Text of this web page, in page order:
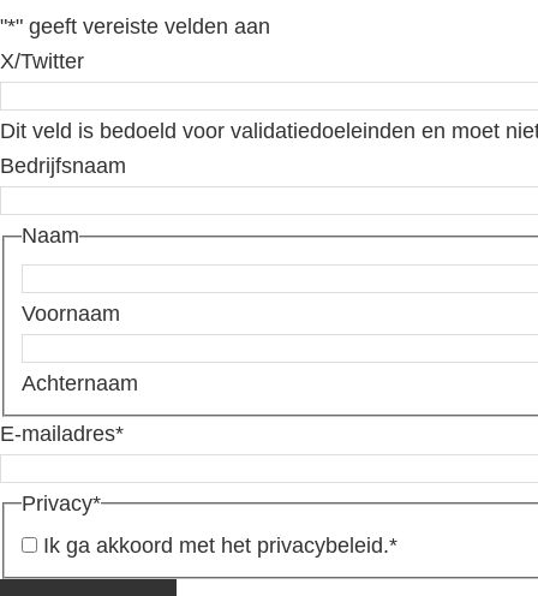
"*" geeft vereiste velden aan
X/Twitter
Dit veld is bedoeld voor validatiedoeleinden en moet
Bedrijfsnaam
Naam
Voornaam
Achternaam
E-mailadres*
Privacy*
Ik ga akkoord met het privacybeleid.*